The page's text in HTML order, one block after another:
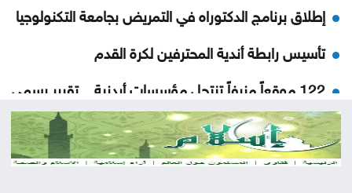
إطلاق برنامج الدكتوراه في التمريض بجامعة التكنولوجيا
تأسيس رابطة أندية المحترفين لكرة القدم
122 موقعاً مزيفاً تنتحل مؤسسات أردنية .. تقرير رسمي
يكشف أخطر أبواب الاختراق
ضبط أربع حقائب تحتوي على كميات كبيرة من المخدرات